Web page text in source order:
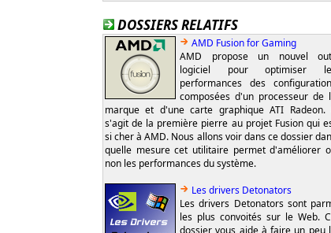
DOSSIERS RELATIFS
AMD Fusion for Gaming
AMD propose un nouvel
logiciel pour optimiser
performances des
composées d'un processeur de
marque et d'une carte graphique ATI Radeon.
s'agit de la première pierre au projet Fusion qui
si cher à AMD. Nous allons voir dans ce dossier
quelle mesure cet utilitaire permet d'améliorer
non les performances du système.
Les drivers Detonators
Les drivers Detonators sont
les plus convoités sur le Web.
dossier vous aide à faire un peu